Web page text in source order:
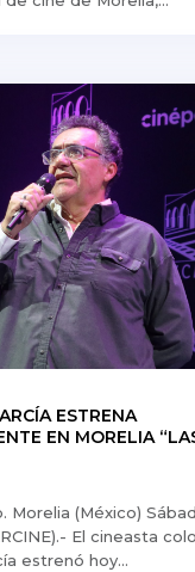
ESTRENA
EN MORELIA
Morelia (México)
El cineasta
estrenó hoy...